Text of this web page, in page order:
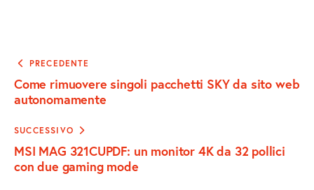
CLIPBOARD
Navigazione
articoli
PRECEDENTE
Come rimuovere singoli pacchetti SKY da sito web
autonomamente
SUCCESSIVO
MSI MAG 321CUPDF: un monitor 4K da 32 pollici
con due gaming mode